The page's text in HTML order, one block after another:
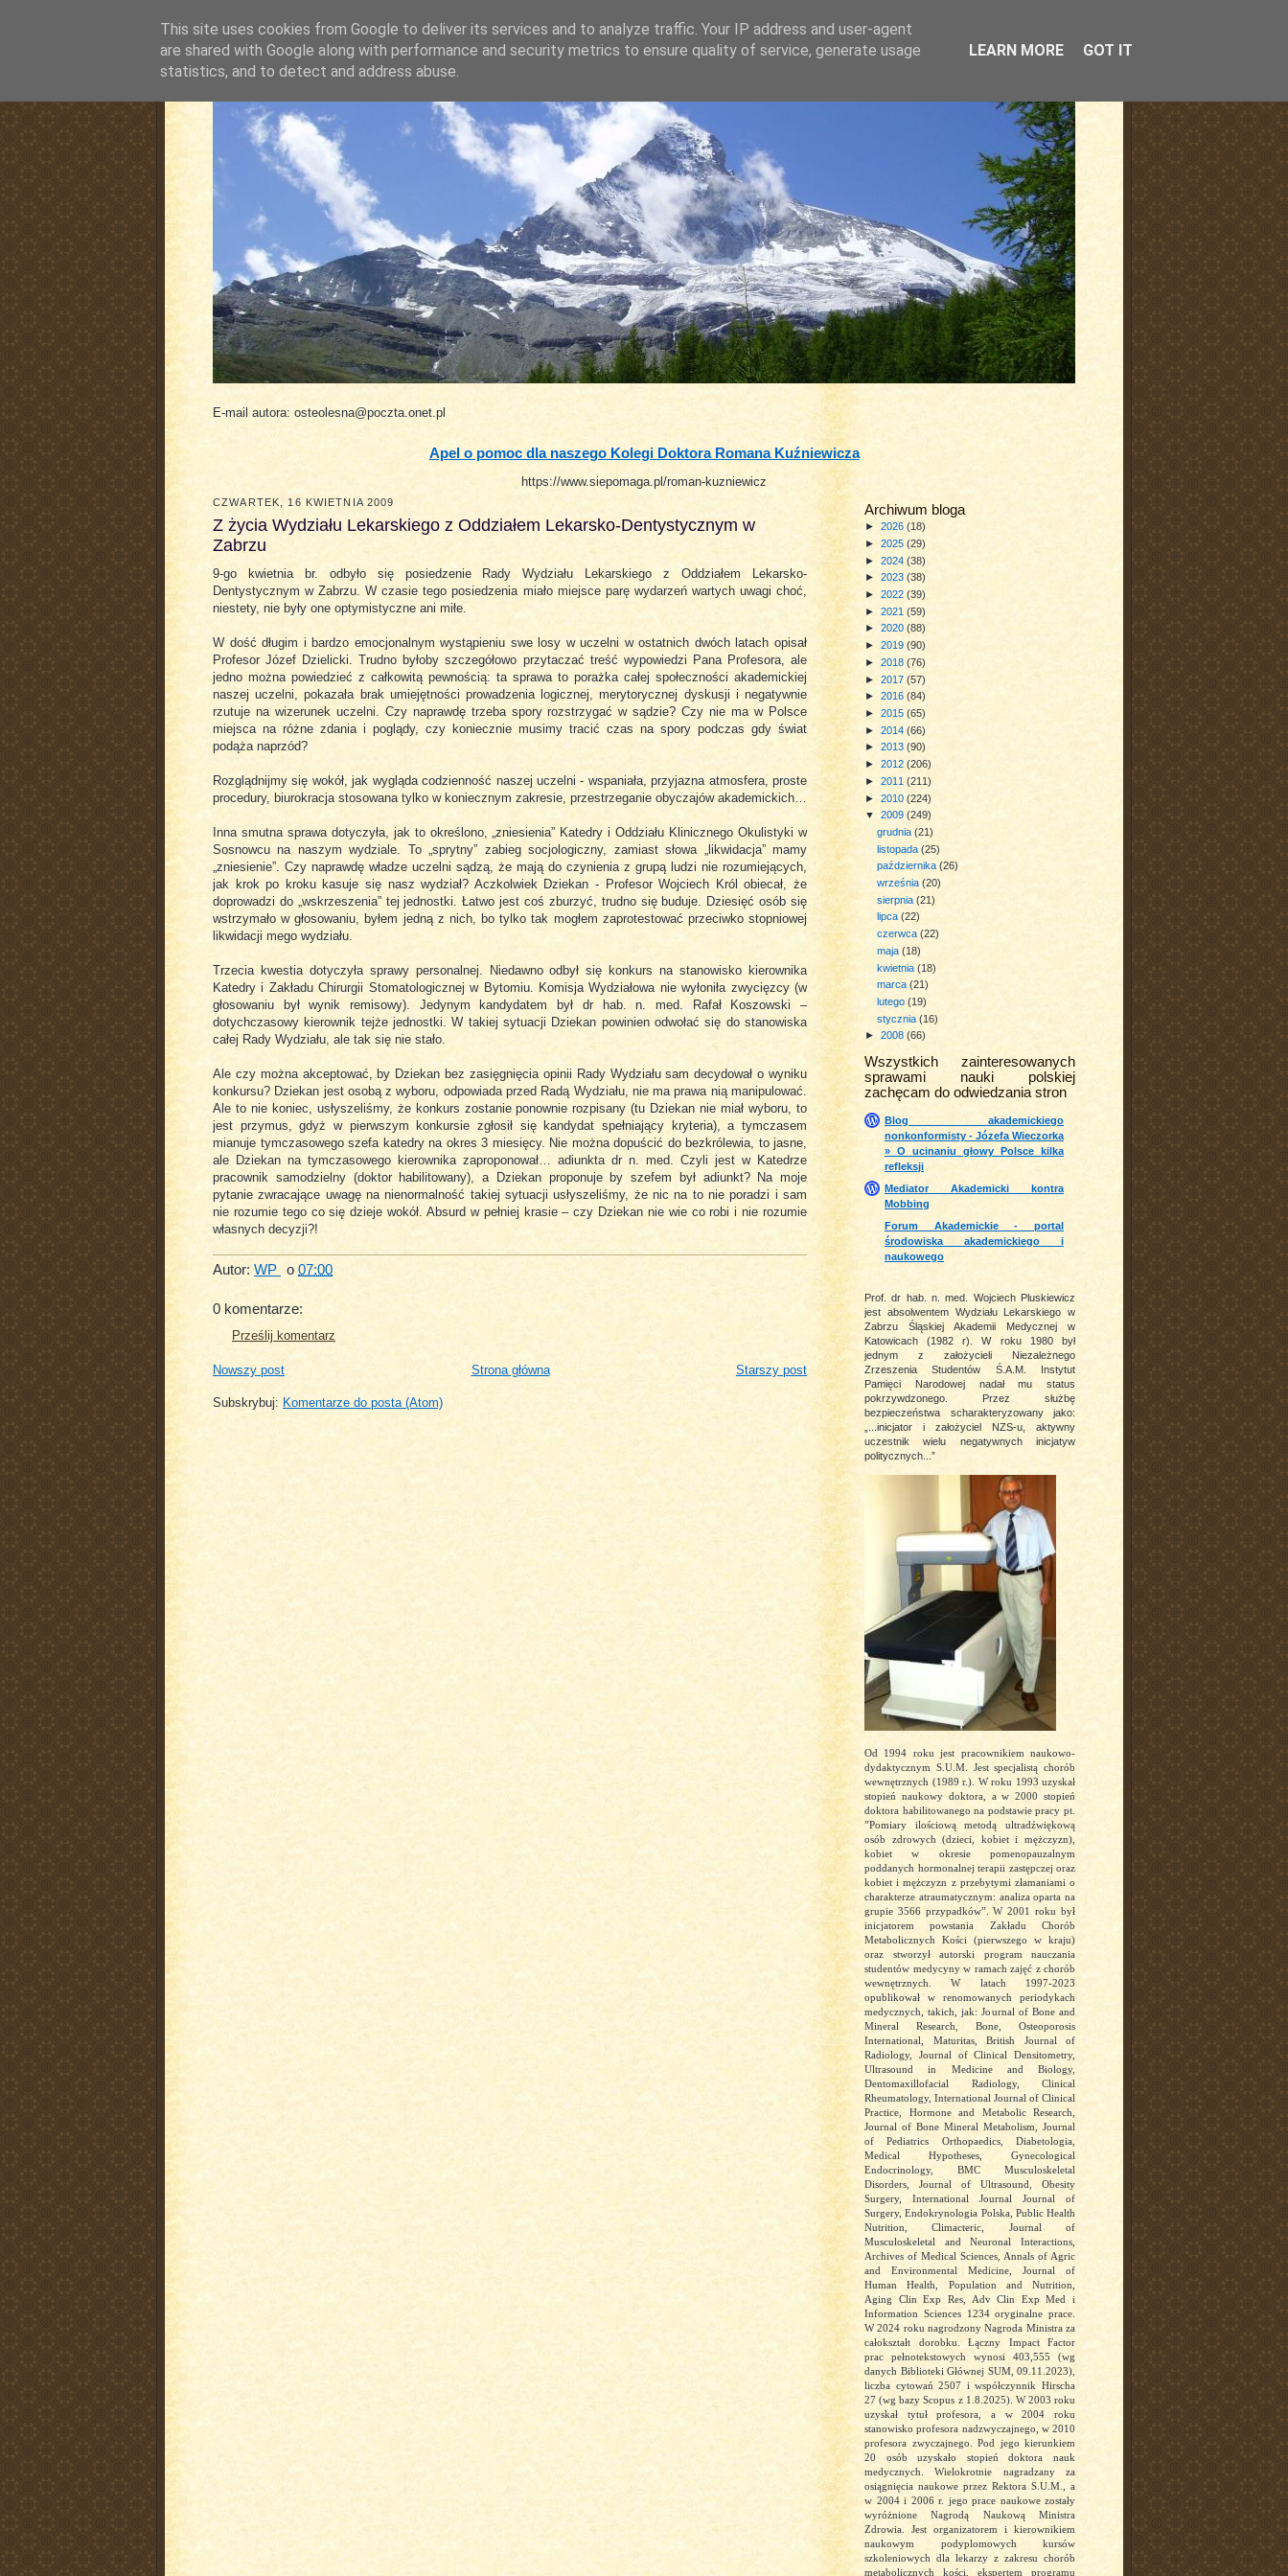
pluskiewicz.blogspot.com
E-mail autora: osteolesna@poczta.onet.pl
Apel o pomoc dla naszego Kolegi Doktora Romana Kuźniewicza
https://www.siepomaga.pl/roman-kuzniewicz
Archiwum bloga
► 2026 (18)
► 2025 (29)
► 2024 (38)
► 2023 (38)
► 2022 (39)
► 2021 (59)
► 2020 (88)
► 2019 (90)
► 2018 (76)
► 2017 (57)
► 2016 (84)
► 2015 (65)
► 2014 (66)
► 2013 (90)
► 2012 (206)
► 2011 (211)
► 2010 (224)
▼ 2009 (249)
grudnia(21)
listopada(25)
października(26)
września(20)
sierpnia(21)
lipca(22)
czerwca(22)
maja(18)
kwietnia(18)
marca(21)
lutego(19)
stycznia(16)
► 2008 (66)
Wszystkich zainteresowanych
sprawami nauki polskiej
zachęcam do odwiedzania stron
Blog akademickiego
nonkonformisty - Józefa Wieczorka
» O ucinaniu głowy Polsce kilka
refleksji
Mediator Akademicki kontra
Mobbing
Forum Akademickie - portal
środowiska akademickiego i
naukowego
Prof. dr hab. n. med. Wojciech Pluskiewicz
jest absolwentem Wydziału Lekarskiego w
Zabrzu Śląskiej Akademii Medycznej w
Katowicach (1982 r). W roku 1980 był
jednym z założycieli Niezależnego
Zrzeszenia Studentów Ś.A.M. Instytut
Pamięci Narodowej nadał mu status
pokrzywdzonego. Przez służbę
bezpieczeństwa scharakteryzowany jako:
„...inicjator i założyciel NZS-u, aktywny
uczestnik wielu negatywnych inicjatyw
politycznych...”
Od 1994 roku jest pracownikiem naukowo-
dydaktycznym S.U.M. Jest specjalistą chorób
wewnętrznych (1989 r.). W roku 1993 uzyskał
stopień naukowy doktora, a w 2000 stopień
doktora habilitowanego na podstawie pracy pt.
”Pomiary ilościową metodą ultradźwiękową
osób zdrowych (dzieci, kobiet i mężczyzn),
kobiet w okresie pomenopauzalnym
poddanych hormonalnej terapii zastępczej oraz
kobiet i mężczyzn z przebytymi złamaniami o
charakterze atraumatycznym: analiza oparta na
grupie 3566 przypadków”. W 2001 roku był
inicjatorem powstania Zakładu Chorób
Metabolicznych Kości (pierwszego w kraju)
oraz stworzył autorski program nauczania
studentów medycyny w ramach zajęć z chorób
wewnętrznych. W latach 1997-2023
opublikował w renomowanych periodykach
medycznych, takich, jak: Journal of Bone and
Mineral Research, Bone, Osteoporosis
International, Maturitas, British Journal of
Radiology, Journal of Clinical Densitometry,
Ultrasound in Medicine and Biology,
Dentomaxillofacial Radiology, Clinical
Rheumatology, International Journal of Clinical
Practice, Hormone and Metabolic Research,
Journal of Bone Mineral Metabolism, Journal
of Pediatrics Orthopaedics, Diabetologia,
Medical Hypotheses, Gynecological
Endocrinology, BMC Musculoskeletal
Disorders, Journal of Ultrasound, Obesity
Surgery, International Journal Journal of
Surgery, Endokrynologia Polska, Public Health
Nutrition, Climacteric, Journal of
Musculoskeletal and Neuronal Interactions,
Archives of Medical Sciences, Annals of Agric
and Environmental Medicine, Journal of
Human Health, Population and Nutrition,
Aging Clin Exp Res, Adv Clin Exp Med i
Information Sciences 1234 oryginalne prace.
W 2024 roku nagrodzony Nagroda Ministra za
całokształt dorobku. Łączny Impact Factor
prac pełnotekstowych wynosi 403,555 (wg
danych Biblioteki Głównej SUM, 09.11.2023),
liczba cytowań 2507 i współczynnik Hirscha
27 (wg bazy Scopus z 1.8.2025). W 2003 roku
uzyskał tytuł profesora, a w 2004 roku
stanowisko profesora nadzwyczajnego, w 2010
profesora zwyczajnego. Pod jego kierunkiem
20 osób uzyskało stopień doktora nauk
medycznych. Wielokrotnie nagradzany za
osiągnięcia naukowe przez Rektora S.U.M., a
w 2004 i 2006 r. jego prace naukowe zostały
wyróżnione Nagrodą Naukową Ministra
Zdrowia. Jest organizatorem i kierownikiem
naukowym podyplomowych kursów
szkoleniowych dla lekarzy z zakresu chorób
metabolicznych kości, ekspertem programu
CZWARTEK, 16 KWIETNIA 2009
Z życia Wydziału Lekarskiego z Oddziałem Lekarsko-Dentystycznym w
Zabrzu
9-go kwietnia br. odbyło się posiedzenie Rady Wydziału Lekarskiego z Oddziałem Lekarsko-
Dentystycznym w Zabrzu. W czasie tego posiedzenia miało miejsce parę wydarzeń wartych uwagi choć,
niestety, nie były one optymistyczne ani miłe.
W dość długim i bardzo emocjonalnym wystąpieniu swe losy w uczelni w ostatnich dwóch latach opisał
Profesor Józef Dzielicki. Trudno byłoby szczegółowo przytaczać treść wypowiedzi Pana Profesora, ale
jedno można powiedzieć z całkowitą pewnością: ta sprawa to porażka całej społeczności akademickiej
naszej uczelni, pokazała brak umiejętności prowadzenia logicznej, merytorycznej dyskusji i negatywnie
rzutuje na wizerunek uczelni. Czy naprawdę trzeba spory rozstrzygać w sądzie? Czy nie ma w Polsce
miejsca na różne zdania i poglądy, czy koniecznie musimy tracić czas na spory podczas gdy świat
podąża naprzód?
Rozglądnijmy się wokół, jak wygląda codzienność naszej uczelni - wspaniała, przyjazna atmosfera, proste
procedury, biurokracja stosowana tylko w koniecznym zakresie, przestrzeganie obyczajów akademickich…
Inna smutna sprawa dotyczyła, jak to określono, „zniesienia” Katedry i Oddziału Klinicznego Okulistyki w
Sosnowcu na naszym wydziale. To „sprytny” zabieg socjologiczny, zamiast słowa „likwidacja” mamy
„zniesienie”. Czy naprawdę władze uczelni sądzą, że mają do czynienia z grupą ludzi nie rozumiejących,
jak krok po kroku kasuje się nasz wydział? Aczkolwiek Dziekan - Profesor Wojciech Król obiecał, że
doprowadzi do „wskrzeszenia” tej jednostki. Łatwo jest coś zburzyć, trudno się buduje. Dziesięć osób się
wstrzymało w głosowaniu, byłem jedną z nich, bo tylko tak mogłem zaprotestować przeciwko stopniowej
likwidacji mego wydziału.
Trzecia kwestia dotyczyła sprawy personalnej. Niedawno odbył się konkurs na stanowisko kierownika
Katedry i Zakładu Chirurgii Stomatologicznej w Bytomiu. Komisja Wydziałowa nie wyłoniła zwycięzcy (w
głosowaniu był wynik remisowy). Jedynym kandydatem był dr hab. n. med. Rafał Koszowski –
dotychczasowy kierownik tejże jednostki. W takiej sytuacji Dziekan powinien odwołać się do stanowiska
całej Rady Wydziału, ale tak się nie stało.
Ale czy można akceptować, by Dziekan bez zasięgnięcia opinii Rady Wydziału sam decydował o wyniku
konkursu? Dziekan jest osobą z wyboru, odpowiada przed Radą Wydziału, nie ma prawa nią manipulować.
Ale to nie koniec, usłyszeliśmy, że konkurs zostanie ponownie rozpisany (tu Dziekan nie miał wyboru, to
jest przymus, gdyż w pierwszym konkursie zgłosił się kandydat spełniający kryteria), a tymczasem
mianuje tymczasowego szefa katedry na okres 3 miesięcy. Nie można dopuścić do bezkrólewia, to jasne,
ale Dziekan na tymczasowego kierownika zaproponował… adiunkta dr n. med. Czyli jest w Katedrze
pracownik samodzielny (doktor habilitowany), a Dziekan proponuje by szefem był adiunkt? Na moje
pytanie zwracające uwagę na nienormalność takiej sytuacji usłyszeliśmy, że nic na to nie poradzi i sam
nie rozumie tego co się dzieje wokół. Absurd w pełniej krasie – czy Dziekan nie wie co robi i nie rozumie
własnych decyzji?!
Autor: WP o 07:00
0 komentarze:
Prześlij komentarz
Nowszy post Starszy post
Strona główna
Subskrybuj: Komentarze do posta (Atom)
This site uses cookies from Google to deliver its services and to analyze traffic. Your IP address and user-agent
are shared with Google along with performance and security metrics to ensure quality of service, generate usage
statistics, and to detect and address abuse.
LEARN MORE GOT IT